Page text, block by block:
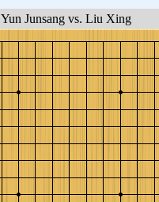
Yun Junsang vs. Liu Xing